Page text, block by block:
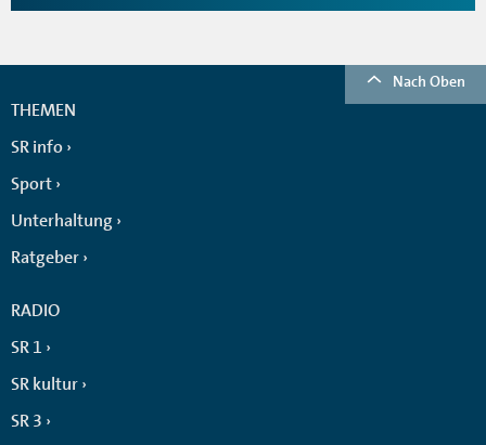
Nach Oben
THEMEN
SR info
Sport
Unterhaltung
Ratgeber
RADIO
SR 1
SR kultur
SR 3